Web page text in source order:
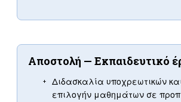
Αποστολή — Εκπαιδευτικό
Διδασκαλία υποχρεωτικών
επιλογήν μαθημάτων σε